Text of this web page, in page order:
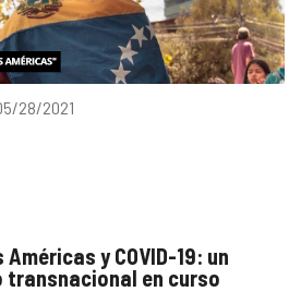
05/28/2021
y COVID-19: un
en curso